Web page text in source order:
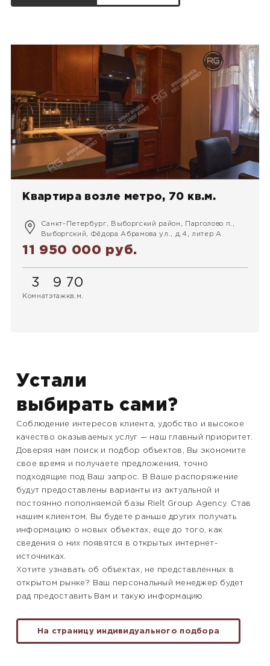
Квартира возле метро, 70 кв.м.
Санкт-Петербург, Выборгский район, Парголово п.,
Выборгский, Фёдора Абрамова ул., д.4, литер А
11 950 000 руб.
3
Комнат
9
этаж
70
кв.м.
Устали
выбирать сами?
Соблюдение интересов клиента, удобство и высокое
качество оказываемых услуг — наш главный приоритет.
Доверяя нам поиск и подбор объектов, Вы экономите
свое время и получаете предложения, точно
подходящие под Ваш запрос. В Ваше распоряжение
будут предоставлены варианты из актуальной и
постоянно пополняемой базы Rielt Group Agency. Став
нашим клиентом, Вы будете раньше других получать
информацию о новых объектах, еще до того, как
сведения о них появятся в открытых интернет-
источниках.
Хотите узнавать об объектах, не представленных в
открытом рынке? Ваш персональный менеджер будет
рад предоставить Вам и такую информацию.
На страницу индивидуального подбора